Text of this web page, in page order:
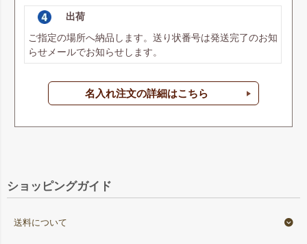
出荷
ご指定の場所へ納品します。送り状番号は発送完了のお知
らせメールでお知らせします。
名入れ注文の詳細はこちら
ショッピングガイド
送料について